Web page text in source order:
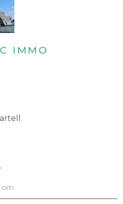
IMMO